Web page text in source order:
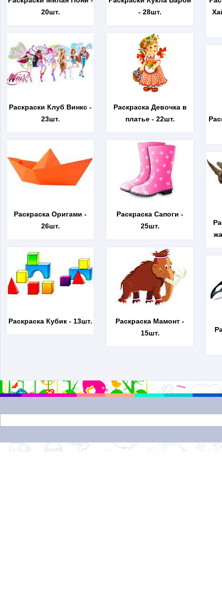
20шт.
Раскраски Клуб Винкс -
23шт.
Раскраска Оригами -
26шт.
Раскраска Кубик - 13шт.
- 28шт.
Раскраска Девочка в
платье- 22шт.
Раскраска Сапоги -
25шт.
Раскраска Мамонт -
15шт.